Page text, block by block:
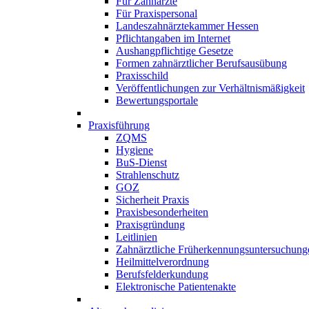
Für Praxispersonal
Landeszahnärztekammer Hessen
Pflichtangaben im Internet
Aushangpflichtige Gesetze
Formen zahnärztlicher Berufsausübung
Praxisschild
Veröffentlichungen zur Verhältnismäßigkeit
Bewertungsportale
Praxisführung
ZQMS
Hygiene
BuS-Dienst
Strahlenschutz
GOZ
Sicherheit Praxis
Praxisbesonderheiten
Praxisgründung
Leitlinien
Zahnärztliche
Heilmittelverordnung
Berufsfelderkundung
Elektronische Patientenakte